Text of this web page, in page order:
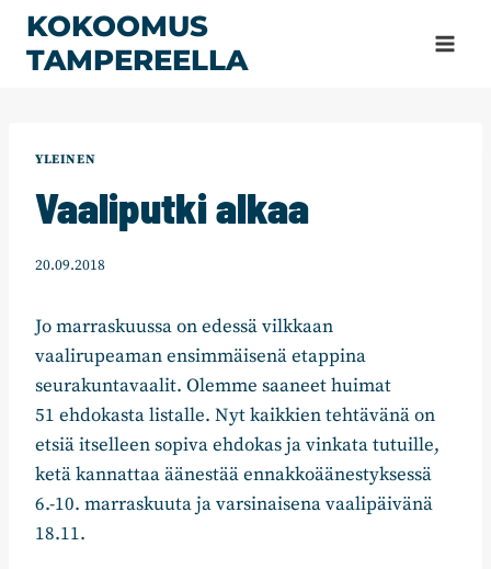
Siirry
sisältöön
KOKOOMUS
TAMPEREELLA
YLEINEN
Vaaliputki alkaa
20.09.2018
Jo marraskuussa on edessä vilkkaan
vaalirupeaman ensimmäisenä etappina
seurakuntavaalit. Olemme saaneet huimat
51 ehdokasta listalle. Nyt kaikkien tehtävänä on
etsiä itselleen sopiva ehdokas ja vinkata tutuille,
ketä kannattaa äänestää ennakkoäänestyksessä
6.-10. marraskuuta ja varsinaisena vaalipäivänä
18.11.